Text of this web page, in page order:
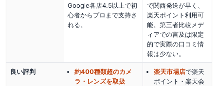
Google各店4.5以上で初
心者からプロまで支持さ
れる。
で関西発送が早く、
楽天ポイント利用可
能。第三者比較メデ
ィアでの言及は限定
的で実際の口コミ情
報は少ない。
良い評判
約400種類超のカメ
ラ・レンズを取扱
楽天市場店で楽天
ポイント・楽天会